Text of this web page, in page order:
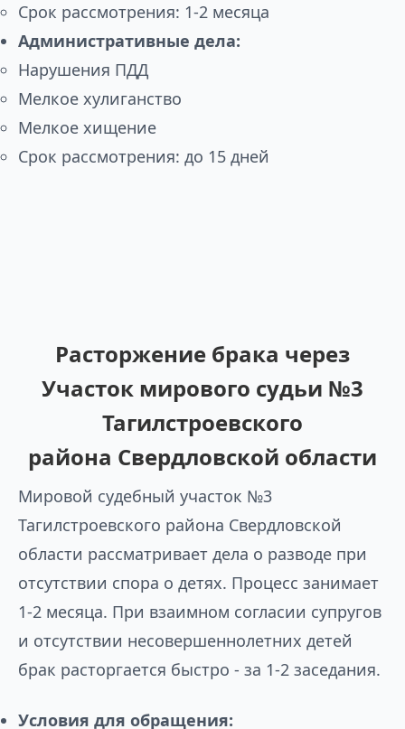
Срок рассмотрения: 1-2 месяца
Административные дела:
Нарушения ПДД
Мелкое хулиганство
Мелкое хищение
Срок рассмотрения: до 15 дней
Расторжение брака через
Участок мирового судьи №3
Тагилстроевского
района Свердловской области
Мировой судебный участок №3
Тагилстроевского района Свердловской
области рассматривает дела о разводе при
отсутствии спора о детях. Процесс занимает
1-2 месяца. При взаимном согласии супругов
и отсутствии несовершеннолетних детей
брак расторгается быстро - за 1-2 заседания.
Условия для обращения: